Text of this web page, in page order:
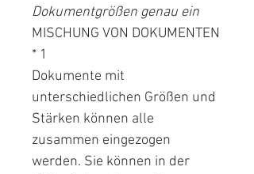
Dokumentgrößen genau ein
MISCHUNG VON DOKUMENTEN
* 1
Dokumente mit
unterschiedlichen Größen und
Stärken können alle
zusammen eingezogen
werden. Sie können in der